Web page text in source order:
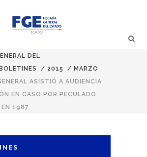
DEL
BOLETINES / 2015 / MARZO
ASISTIÓ A AUDIENCIA
EN CASO POR PECULADO
EN 1987